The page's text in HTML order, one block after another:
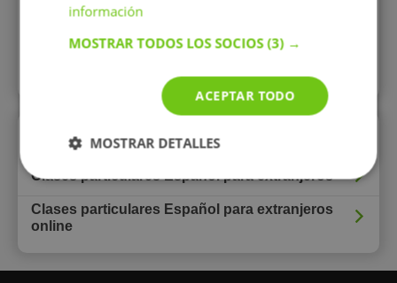
Enlaces rápidos
Clases particulares Español para extranjeros
Clases particulares Español para extranjeros
online
información
MOSTRAR TODOS LOS SOCIOS(3) →
ACEPTAR TODO
MOSTRAR DETALLES